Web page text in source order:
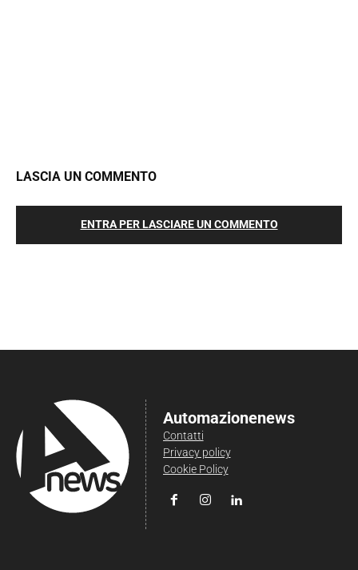
LASCIA UN COMMENTO
ENTRA PER LASCIARE UN COMMENTO
Automazionenews
Contatti
Privacy policy
Cookie Policy